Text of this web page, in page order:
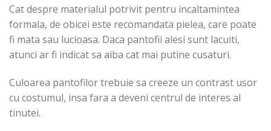
Cat despre materialul potrivit pentru incaltamintea
formala, de obicei este recomandata pielea, care poate
fi mata sau lucioasa. Daca pantofii alesi sunt lacuiti,
atunci ar fi indicat sa aiba cat mai putine cusaturi.
Culoarea pantofilor trebuie sa creeze un contrast usor
cu costumul, insa fara a deveni centrul de interes al
tinutei.